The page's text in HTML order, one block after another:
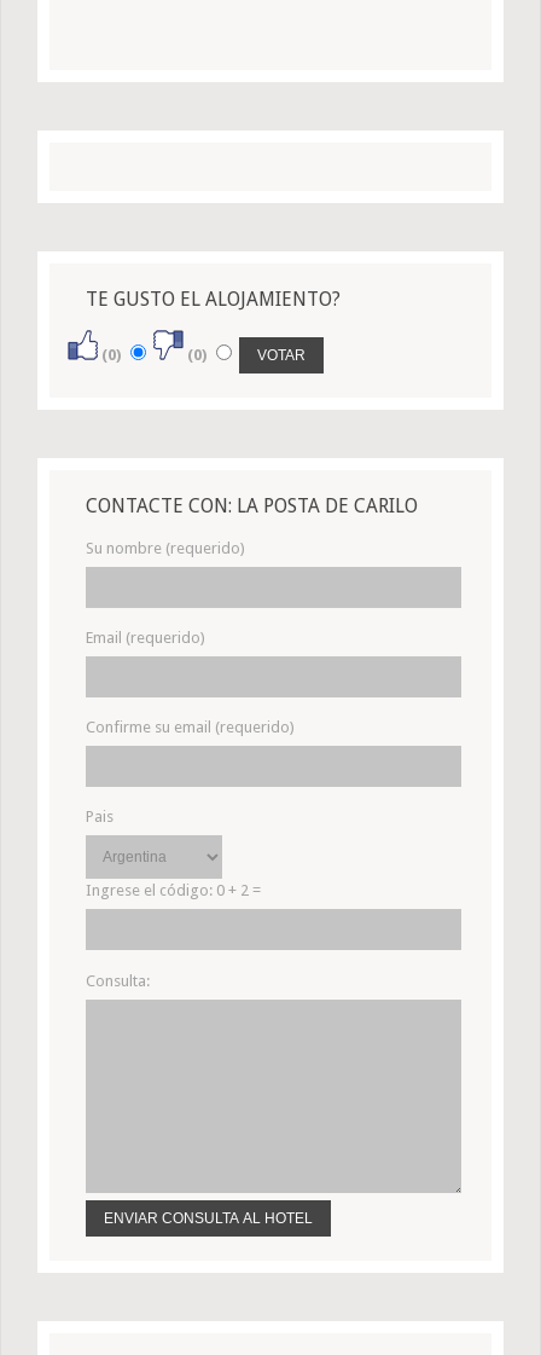
TE GUSTO EL ALOJAMIENTO?
(0) (0)
CONTACTE CON: LA POSTA DE CARILO
Su nombre (requerido)
Email (requerido)
Confirme su email (requerido)
Pais
Ingrese el código: 0 + 2 =
Consulta: